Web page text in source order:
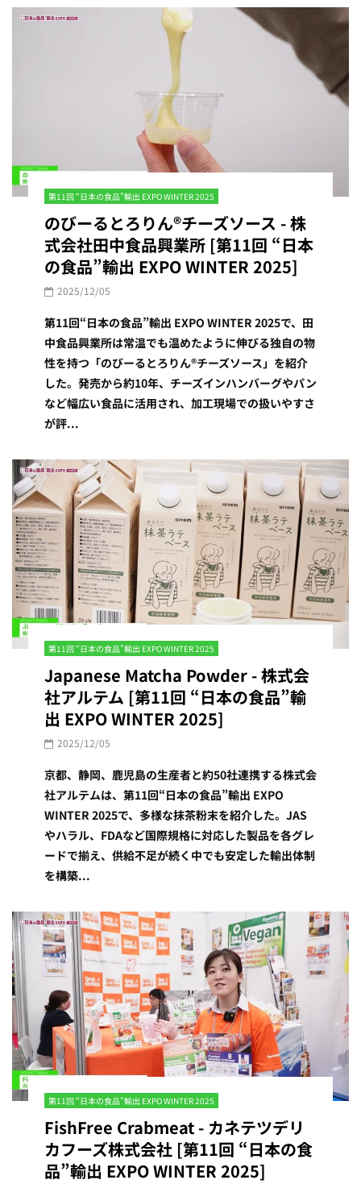
第11回 “日本の食品”輸出 EXPO WINTER 2025
のびーるとろりん®︎チーズソース - 株
式会社田中食品興業所 [第11回 “日本
の食品”輸出 EXPO WINTER 2025]
2025/12/05
第11回“日本の食品”輸出 EXPO WINTER 2025で、田
中食品興業所は常温でも温めたように伸びる独自の物
性を持つ「のびーるとろりん®チーズソース」を紹介
した。発売から約10年、チーズインハンバーグやパン
など幅広い食品に活用され、加工現場での扱いやすさ
が評...
第11回 “日本の食品”輸出 EXPO WINTER 2025
Japanese Matcha Powder - 株式会
社アルテム [第11回 “日本の食品”輸
出 EXPO WINTER 2025]
2025/12/05
京都、静岡、鹿児島の生産者と約50社連携する株式会
社アルテムは、第11回“日本の食品”輸出 EXPO
WINTER 2025で、多様な抹茶粉末を紹介した。JAS
やハラル、FDAなど国際規格に対応した製品を各グレ
ードで揃え、供給不足が続く中でも安定した輸出体制
を構築...
第11回 “日本の食品”輸出 EXPO WINTER 2025
FishFree Crabmeat - カネテツデリ
カフーズ株式会社 [第11回 “日本の食
品”輸出 EXPO WINTER 2025]